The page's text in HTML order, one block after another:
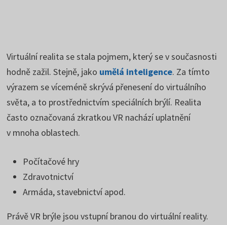
Virtuální realita se stala pojmem, který se v současnosti
hodně zažil. Stejně, jako umělá inteligence. Za tímto
výrazem se víceméně skrývá přenesení do virtuálního
světa, a to prostřednictvím speciálních brýlí. Realita
často označovaná zkratkou VR nachází uplatnění
v mnoha oblastech.
Počítačové hry
Zdravotnictví
Armáda, stavebnictví apod.
Právě VR brýle jsou vstupní branou do virtuální reality.